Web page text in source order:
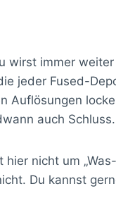
wirst immer
jeder Fused-
Auflösungen
auch Schluss.
nicht um
Du kannst